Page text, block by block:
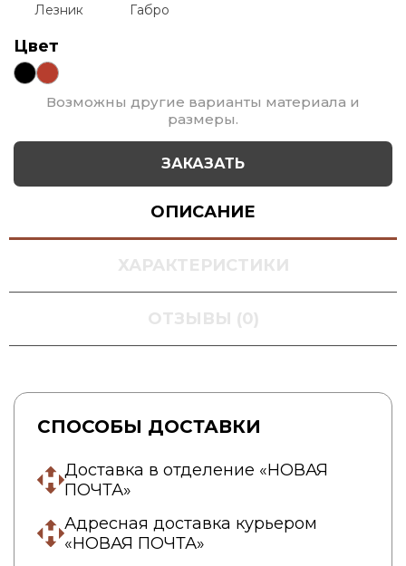
Лезник Габро
Цвет
Возможны другие варианты материала и
размеры.
ЗАКАЗАТЬ
ОПИСАНИЕ
ХАРАКТЕРИСТИКИ
ОТЗЫВЫ (0)
СПОСОБЫ ДОСТАВКИ
Доставка в отделение «НОВАЯ
ПОЧТА»
Адресная доставка курьером
«НОВАЯ ПОЧТА»